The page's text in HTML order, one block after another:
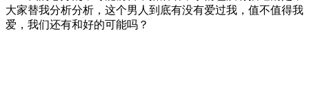
大家替我分析分析，这个男人到底有没有爱过我，值不值得我
爱，我们还有和好的可能吗？